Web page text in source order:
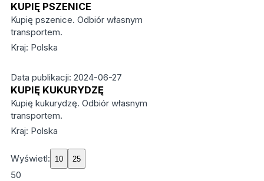
KUPIĘ PSZENICE
Kupię pszenice. Odbiór własnym
transportem.
Kraj: Polska
Data publikacji: 2024-06-27
KUPIĘ KUKURYDZĘ
Kupię kukurydzę. Odbiór własnym
transportem.
Kraj: Polska
Wyświetl:
50